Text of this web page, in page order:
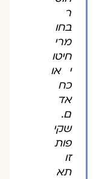
ר
בחו
מרי
חיטו
י או
כח
אד
ם.
שקי
פות
זו
תא